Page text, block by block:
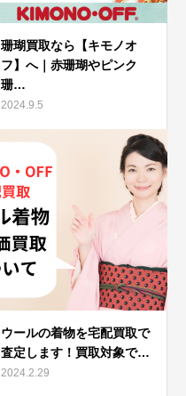
珊瑚買取なら【キモノオ
フ】へ｜赤珊瑚やピンク
珊…
2024.9.5
ウールの着物を宅配買取で
査定します！買取対象で…
2024.2.29